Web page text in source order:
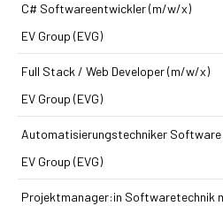
C# Softwareentwickler (m/w/x)
EV Group (EVG)
Full Stack / Web Developer (m/w/x)
EV Group (EVG)
Automatisierungs­techniker
EV Group (EVG)
Projektmanager:in Softwaretechnik